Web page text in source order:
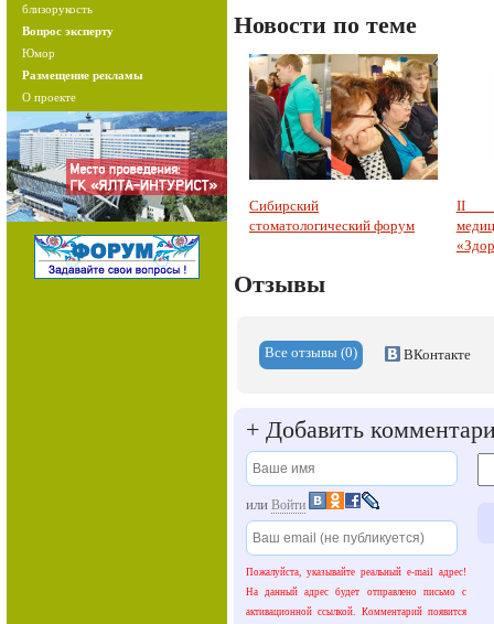
близорукость
Вопрос эксперту
Юмор
Размещение рекламы
О проекте
Новости по теме
Сибирский
стоматологический форум
II
Отзывы
Все отзывы (0) ВКонтакте
+ Добавить
или Войти
Пожалуйста, указывайте реальный e-mail адрес!
На данный адрес будет отправлено письмо с
активационной ссылкой. Комментарий появится